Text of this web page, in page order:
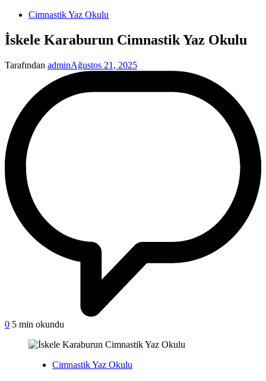
YayınlananCimnastik Yaz Okulu
İskele Karaburun Cimnastik Yaz Okulu
Tarafından adminAğustos 21, 2025
0 on
Karaburun
5 min okundu
YayınlananCimnastik Yaz Okulu